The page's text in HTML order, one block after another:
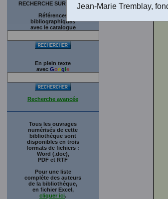
RECHERCHE SUR LE SITE
Références
bibliographiques
avec le catalogue
En plein texte
avec Google
Recherche avancée
Tous les ouvrages
numérisés de cette
bibliothèque sont
disponibles en trois
formats de fichiers :
Word (.doc),
PDF et RTF
Pour une liste
complète des auteurs
de la bibliothèque,
en fichier Excel,
cliquer ici.
Jean-Marie Tremblay,